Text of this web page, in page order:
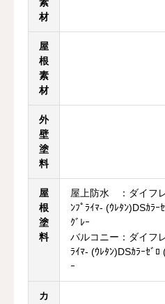
材
屋
根
素
材
外
壁
塗
料
屋
根
塗
料
屋上防水 ：ダイフ
ﾝﾌﾟﾗｲﾏ- (ｳﾚﾀﾝ)DSｶﾗｰ
ｸﾞﾚｰ
バルコニー：ダイフ
ﾗｲﾏ- (ｳﾚﾀﾝ)DSｶﾗｰｾﾞﾛ
ｰ
カ